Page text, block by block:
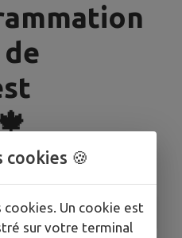
PRATIQUES
cookies 🍪
Un cookie est
sur votre terminal